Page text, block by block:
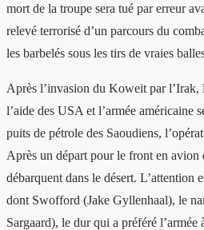
mort de la troupe sera tué par erreur
relevé terrorisé d’un parcours du
les barbelés sous les tirs de vraies
Après l’invasion du Koweit par l’Irak,
l’aide des USA et l’armée américaine
puits de pétrole des Saoudiens,
Après un départ pour le front en avion
débarquent dans le désert. L’attention
dont Swofford (Jake Gyllenhaal), le
Sargaard), le dur qui a préféré